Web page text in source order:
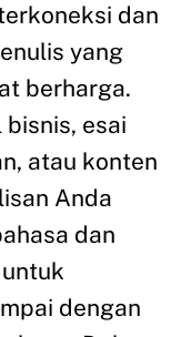
dan
yang
berharga.
esai
atau konten
Anda
dan
dengan